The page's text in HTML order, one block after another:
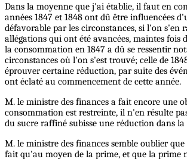
Dans la moyenne que j'ai établie, il faut en
années 1847 et 1848 ont dû être influencées
défavorable par les circonstances, si l'on s'en
allégations qui ont été avancées, maintes fois
la consommation en 1847 a dû se ressentir
circonstances où l'on s'est trouvé; celle de
éprouver certaine réduction, par suite des
ont éclaté au commencement de cette année.
M. le ministre des finances a fait encore une
consommation est restreinte, il n'en résulte
du sucre raffiné subisse une réduction dans
M. le ministre des finances semble oublier
fait qu'au moyen de la prime, et que la prime